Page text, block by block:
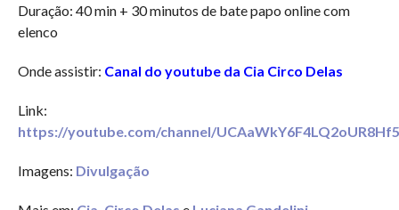
Duração: 40 min + 30 minutos de bate papo online com
elenco
Onde assistir: Canal do youtube da Cia Circo Delas
Link:
https://youtube.com/channel/
Imagens: Divulgação